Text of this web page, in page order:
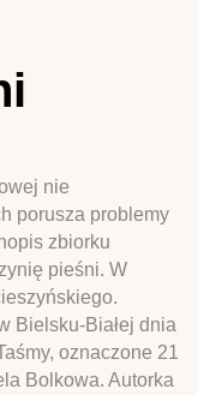
nie
porusza problemy
zbiorku
pieśni. W
Bielsku-Białej dnia
oznaczone 21
Bolkowa. Autorka